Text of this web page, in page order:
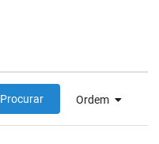
Ordem
Procurar